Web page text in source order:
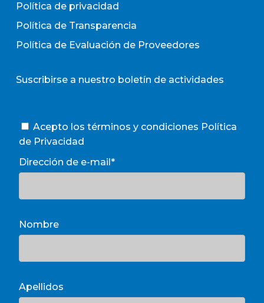
Política de privacidad
Política de Transparencia
Política de Evaluación de Proveedores
Suscribirse a nuestro boletín de actividades
Acepto los términos y condiciones Política
de Privacidad
Dirección de e-mail*
Nombre
Apellidos